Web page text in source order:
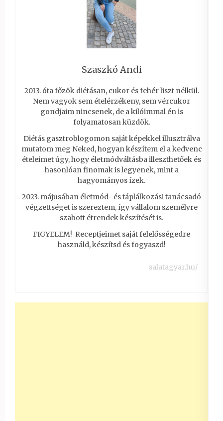
Szaszkó Andi
2013. óta főzök diétásan, cukor és fehér liszt nélkül.
Nem vagyok sem ételérzékeny, sem vércukor
gondjaim nincsenek, de a kilóimmal én is
folyamatosan küzdök.
Diétás gasztroblogomon saját képekkel illusztrálva
mutatom meg Neked, hogyan készítem el a kedvenc
ételeimet úgy, hogy életmódváltásba illeszthetőek és
hasonlóan finomak is legyenek, mint a
hagyományos ízek.
2023. májusában életmód- és táplálkozási tanácsadó
végzettséget is szereztem, így vállalom személyre
szabott étrendek készítését is.
FIGYELEM! Receptjeimet saját felelősségedre
használd, készítsd és fogyaszd!
salatagyar.hu/